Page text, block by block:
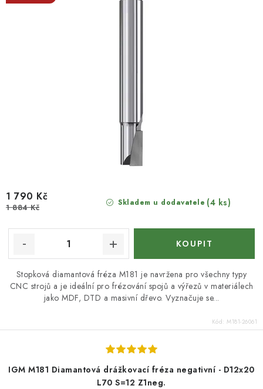
Skladem u dodavatele (4 ks)
1 790 Kč
1 884 Kč
Stopková diamantová fréza M181 je navržena pro všechny typy
CNC strojů a je ideální pro frézování spojů a výřezů v materiálech
jako MDF, DTD a masivní dřevo. Vyznačuje se...
Kód: M181-26061
IGM M181 Diamantová drážkovací fréza negativní - D12x20
L70 S=12 Z1neg.